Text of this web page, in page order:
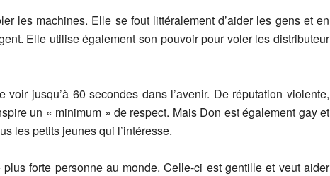
les machines. Elle se fout littéralement d’aider les gens et en
Elle utilise également son pouvoir pour voler les distributeur
voir jusqu’à 60 secondes dans l’avenir. De réputation violente,
un « minimum » de respect. Mais Don est également gay et
les petits jeunes qui l’intéresse.
forte personne au monde. Celle-ci est gentille et veut aider